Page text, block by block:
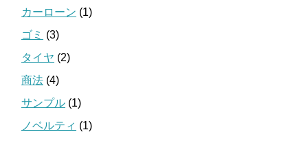
カーローン (1)
ゴミ (3)
タイヤ (2)
商法 (4)
サンプル (1)
ノベルティ (1)